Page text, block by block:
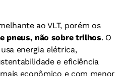
ao VLT, porém os
pneus, não sobre trilhos. O
energia elétrica,
e eficiência
econômico e com menor